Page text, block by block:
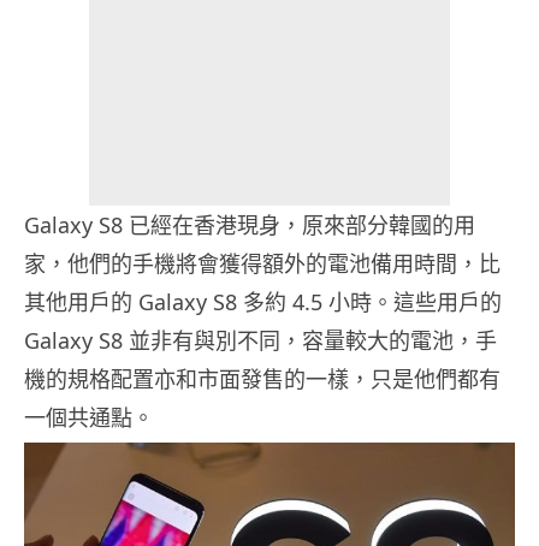
Galaxy S8 已經在香港現身，原來部分韓國的用
家，他們的手機將會獲得額外的電池備用時間，比
其他用戶的 Galaxy S8 多約 4.5 小時。這些用戶的
Galaxy S8 並非有與別不同，容量較大的電池，手
機的規格配置亦和市面發售的一樣，只是他們都有
一個共通點。